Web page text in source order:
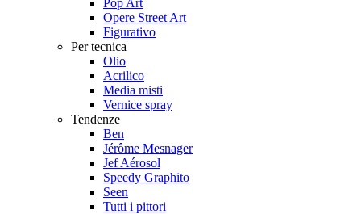
Opere Street Art
Figurativo
Per tecnica
Olio
Acrilico
Media misti
Vernice spray
Tendenze
Ben
Jérôme Mesnager
Jef Aérosol
Speedy Graphito
Seen
Tutti i pittori